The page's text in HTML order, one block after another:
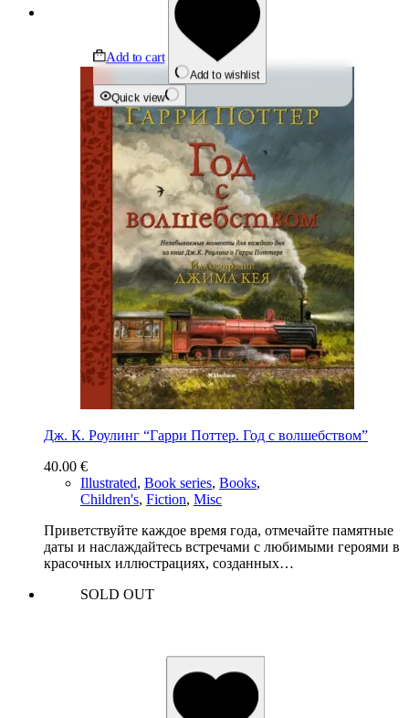
Add to cart
Add to wishlist
Quick view
Дж. К. Роулинг “Гарри Поттер. Год с волшебством”
40.00 €
Illustrated, Book series, Books,
Children's, Fiction, Misc
Приветствуйте каждое время года, отмечайте памятные
даты и наслаждайтесь встречами с любимыми героями в
красочных иллюстрациях, созданных…
SOLD OUT